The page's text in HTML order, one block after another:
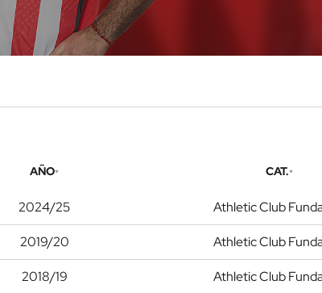
AÑO CAT.
2024/25 Athletic Club
2019/20 Athletic Club
2018/19 Athletic Club